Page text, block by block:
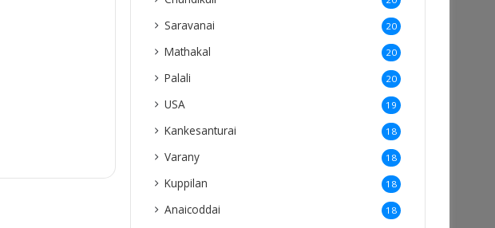
Saravanai 20
Mathakal 20
Palali 20
USA 19
Kankesanturai 18
Varany 18
Kuppilan 18
Anaicoddai 18